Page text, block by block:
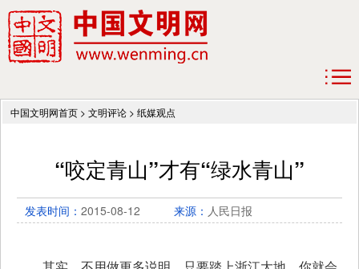
中国文明网首页 > 文明评论 > 纸媒观点
“咬定青山”才有“绿水青山”
发表时间： 2015-08-12 来源： 人民日报